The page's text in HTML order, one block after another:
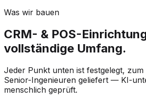
Was wir bauen
CRM- & POS-
vollständige Umfang.
Jeder Punkt unten ist festgelegt,
Senior-Ingenieuren geliefert — KI-
menschlich geprüft.